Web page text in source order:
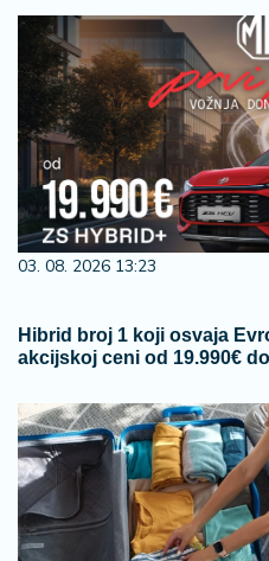
03. 08. 2026 13:23
Hibrid broj 1 koji osvaja
akcijskoj ceni od 19.990€